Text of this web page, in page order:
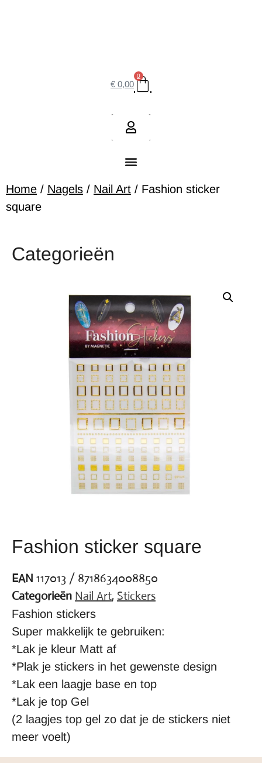
€ 0,00
0
Home / Nagels / Nail Art / Fashion sticker
square
Categorieën
Fashion sticker square
EAN 117013 / 8718634008850
Categorieën Nail Art, Stickers
Fashion stickers
Super makkelijk te gebruiken:
*Lak je kleur Matt af
*Plak je stickers in het gewenste design
*Lak een laagje base en top
*Lak je top Gel
(2 laagjes top gel zo dat je de stickers niet
meer voelt)